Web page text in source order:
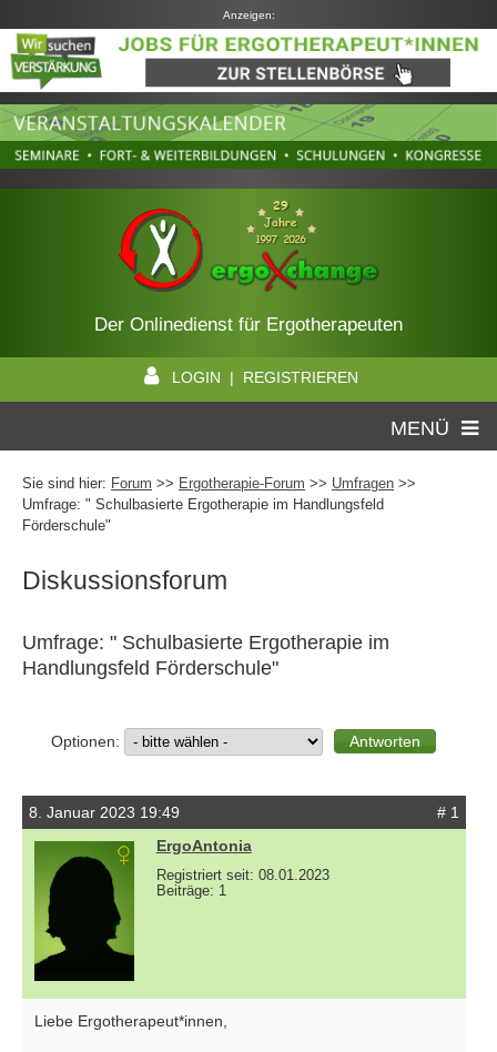
Anzeigen:
Der Onlinedienst für Ergotherapeuten
LOGIN | REGISTRIEREN
MENÜ
Sie sind hier: Forum >> Ergotherapie-Forum >> Umfragen >>
Umfrage: " Schulbasierte Ergotherapie im Handlungsfeld
Förderschule"
Diskussionsforum
Umfrage: " Schulbasierte Ergotherapie im
Handlungsfeld Förderschule"
Optionen:
8. Januar 2023 19:49
# 1
ErgoAntonia
Registriert seit: 08.01.2023
Beiträge: 1
Liebe Ergotherapeut*innen,